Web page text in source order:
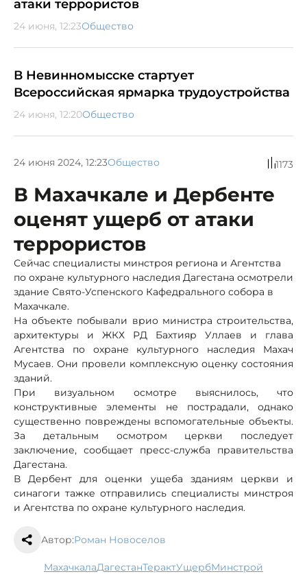
атаки террористов
24 июня, 12:23Общество
В Невинномысске стартует
Всероссийская ярмарка трудоустройства
24 июня, 12:20Общество
24 июня 2024, 12:23Общество 1173
В Махачкале и Дербенте
оценят ущерб от атаки
террористов
Сейчас специалисты минстроя региона и Агентства
по охране культурного наследия Дагестана осмотрели
здание Свято-Успенского Кафедрального собора в
Махачкале.
На объекте побывали врио министра строительства,
архитектуры и ЖКХ РД Бахтияр Уллаев и глава
Агентства по охране культурного наследия Махач
Мусаев. Они провели комплексную оценку состояния
зданий.
При визуальном осмотре выяснилось, что
конструктивные элементы не пострадали, однако
существенно повреждены вспомогательные объекты.
За детальным осмотром церкви последует
заключение, сообщает пресс-служба правительства
Дагестана.
В Дербент для оценки ущеба зданиям церкви и
синагоги тажке отправились специалисты минстроя
и Агентства по охране культурного наследия.
Автор:Роман Новоселов
Махачкала Дагестан теракт ущерб минстрой